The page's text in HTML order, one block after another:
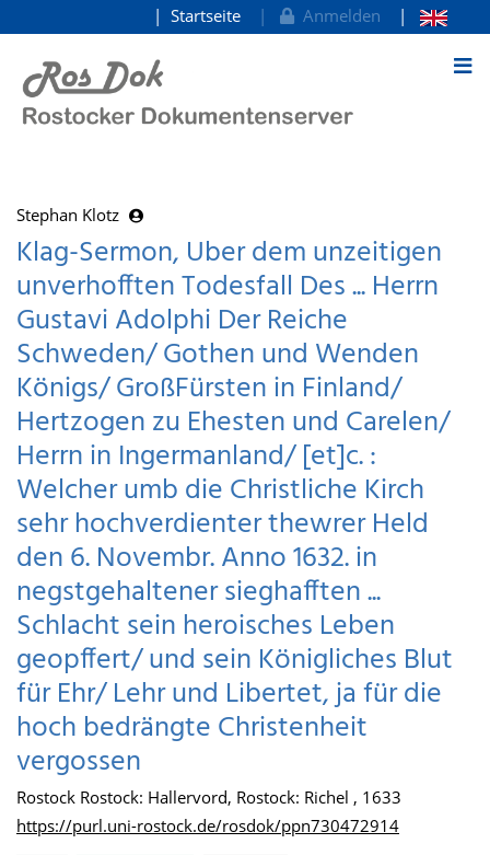
zum Inhalt
Startseite Anmelden
Stephan Klotz
Klag-Sermon, Uber dem unzeitigen
unverhofften Todesfall Des ... Herrn
Gustavi Adolphi Der Reiche
Schweden/ Gothen und Wenden
Königs/ GroßFürsten in Finland/
Hertzogen zu Ehesten und Carelen/
Herrn in Ingermanland/ [et]c. :
Welcher umb die Christliche Kirch
sehr hochverdienter thewrer Held
den 6. Novembr. Anno 1632. in
negstgehaltener sieghafften ...
Schlacht sein heroisches Leben
geopffert/ und sein Königliches Blut
für Ehr/ Lehr und Libertet, ja für die
hoch bedrängte Christenheit
vergossen
Rostock Rostock: Hallervord, Rostock: Richel , 1633
https://purl.uni-rostock.de/rosdok/ppn730472914